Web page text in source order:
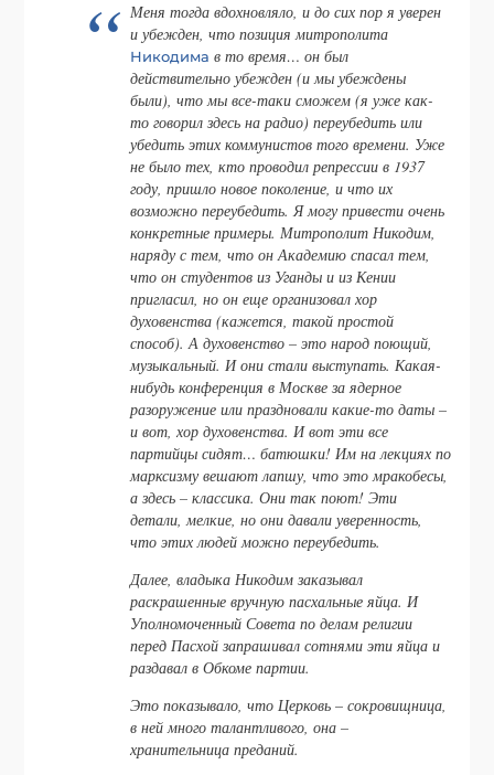
Меня тогда вдохновляло, и до сих пор я уверен
и убежден, что позиция митрополита
Никодима в то время… он был
действительно убежден (и мы убеждены
были), что мы все-таки сможем (я уже как-
то говорил здесь на радио) переубедить или
убедить этих коммунистов того времени. Уже
не было тех, кто проводил репрессии в 1937
году, пришло новое поколение, и что их
возможно переубедить. Я могу привести очень
конкретные примеры. Митрополит Никодим,
наряду с тем, что он Академию спасал тем,
что он студентов из Уганды и из Кении
пригласил, но он еще организовал хор
духовенства (кажется, такой простой
способ). А духовенство – это народ поющий,
музыкальный. И они стали выступать. Какая-
нибудь конференция в Москве за ядерное
разоружение или праздновали какие-то даты –
и вот, хор духовенства. И вот эти все
партийцы сидят… батюшки! Им на лекциях по
марксизму вешают лапшу, что это мракобесы,
а здесь – классика. Они так поют! Эти
детали, мелкие, но они давали уверенность,
что этих людей можно переубедить.
Далее, владыка Никодим заказывал
раскрашенные вручную пасхальные яйца. И
Уполномоченный Совета по делам религии
перед Пасхой запрашивал сотнями эти яйца и
раздавал в Обкоме партии.
Это показывало, что Церковь – сокровищница,
в ней много талантливого, она –
хранительница преданий.